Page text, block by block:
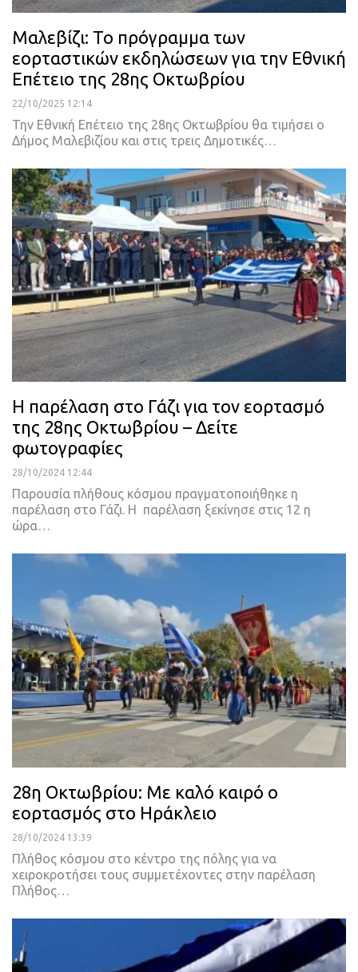
Μαλεβίζι: Το πρόγραμμα των
εορταστικών εκδηλώσεων για την Εθνική
Επέτειο της 28ης Οκτωβρίου
22/10/2025 12:14
Την Εθνική Επέτειο της 28ης Οκτωβρίου θα τιμήσει ο
Δήμος Μαλεβιζίου και στις τρεις Δημοτικές…
Η παρέλαση στο Γάζι για τον εορτασμό
της 28ης Οκτωβρίου – Δείτε
φωτογραφίες
28/10/2024 12:44
Παρουσία πλήθους κόσμου πραγματοποιήθηκε η
παρέλαση στο Γάζι. Η παρέλαση ξεκίνησε στις 12 η
ώρα…
28η Οκτωβρίου: Με καλό καιρό ο
εορτασμός στο Ηράκλειο
28/10/2024 13:39
Πλήθος κόσμου στο κέντρο της πόλης για να
χειροκροτήσει τους συμμετέχοντες στην παρέλαση
Πλήθος…